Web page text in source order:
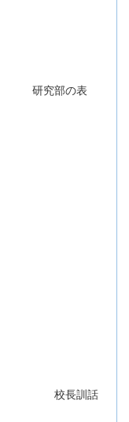
研究部の表
長訓話